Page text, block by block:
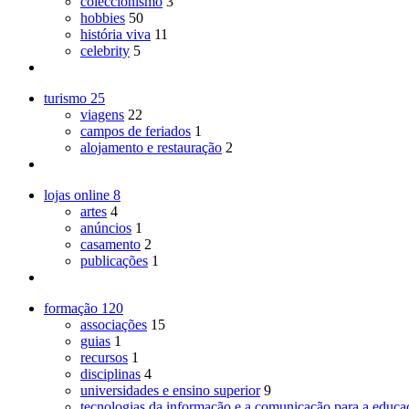
hobbies 50
história viva 11
celebrity 5
turismo 25
viagens 22
campos de feriados 1
alojamento e restauração 2
lojas online 8
artes 4
anúncios 1
casamento 2
publicações 1
formação 120
associações 15
guias 1
recursos 1
disciplinas 4
universidades e ensino superior 9